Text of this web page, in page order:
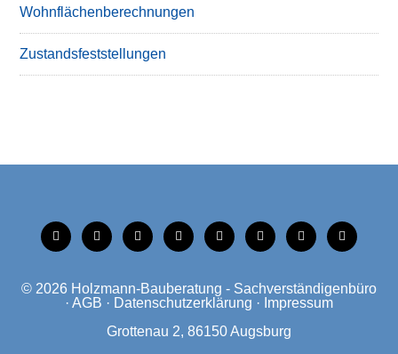
Wohnflächenberechnungen
Zustandsfeststellungen
tiktok instagramfacebooklinkedinxing linkedinmobilemail
© 2026 Holzmann-Bauberatung - Sachverständigenbüro
· AGB · Datenschutzerklärung · Impressum
Grottenau 2, 86150 Augsburg